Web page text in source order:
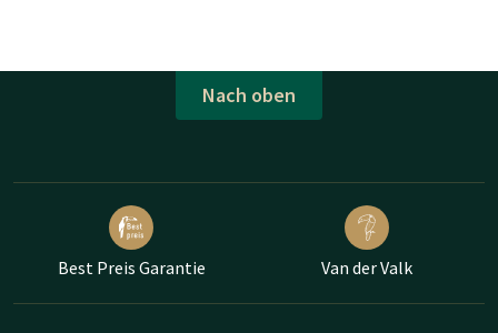
Nach oben
Best Preis Garantie Van der Valk